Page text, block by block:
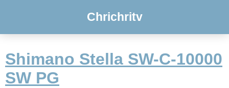
Chrichritv
Shimano Stella SW-C-10000
SW PG